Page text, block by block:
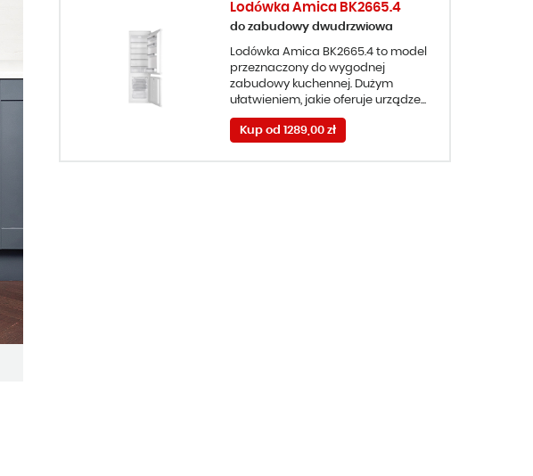
Lodówka Amica BK2665.4
do zabudowy dwudrzwiowa
Lodówka Amica BK2665.4 to model
przeznaczony do wygodnej
zabudowy kuchennej. Dużym
ułatwieniem, jakie oferuje urządze...
Kup od 1289,00 zł